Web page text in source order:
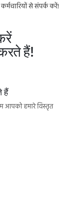
से संपर्क करें!
हैं!
हैं
आपको हमारे विस्तृत